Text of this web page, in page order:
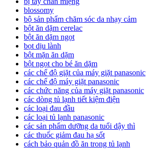
blossomy
bộ sản phẩm chăm sóc da nhạy cảm
bột ăn dặm cerelac
bột ăn dặm ngọt
bọt dịu lành
bột mặn ăn dặm
bột ngọt cho bé ăn dặm
các chế độ giặt của máy giặt panasonic
các chế độ máy giặt panasonic
các chức năng của máy giặt panasonic
các dòng tủ lạnh tiết kiệm điện
các loại đau đầu
các loại tủ lạnh panasonic
các sản phẩm dưỡng da tuổi dậy thì
các thuốc giảm đau hạ sốt
cách bảo quản đồ ăn trong tủ lạnh